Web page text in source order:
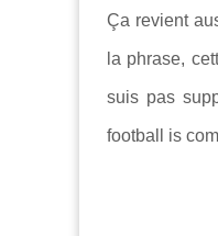
Ça revient
la phrase,
suis pas
football is